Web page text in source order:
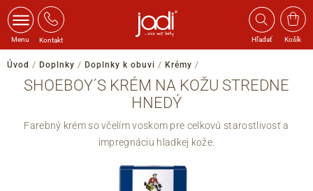
Menu Kontakt Hľadať Košík
Úvod / Doplnky / Doplnky k obuvi / Krémy /
SHOEBOY´S KRÉM NA KOŽU STREDNE
HNEDÝ
Farebný krém so včelím voskom pre celkovú starostlivosť a
impregnáciu hladkej kože.